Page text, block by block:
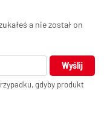
a nie został on
Wyślij
gdyby produkt